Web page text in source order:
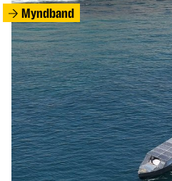
Myndband